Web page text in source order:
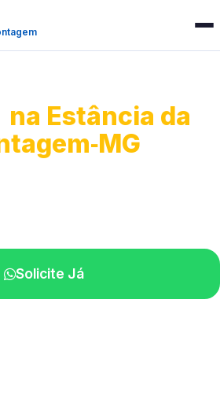
na Estância da
Solicite Já